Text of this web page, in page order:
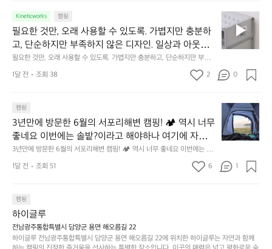
중
인
차
안
서
도
구
나
잠
에
기
까
이
는 균형감에서 출발했습니다.  그중에서도 슬림함에 철
저히 집착했습니다. 튼튼한 내구도와 넉넉한 수납력을
해치치 않는 선에서, 가장 가볍고 얇게 설계했습니다.
이 디자인과 사용감은, 꼭 직접 손으로 만져보며 경험
해 보시기를 바랍니다.
철저히 집착했습니다. 튼튼한 내구도와 넉넉한 수납력을 해치치 않는 선에
서, 가장 가볍고 얇게 설계했습니다.  이 디자인과 사용감은, 꼭 직접 손으로
만져보며 경험해 보시기를 바랍니다.
0
년
이
넘
군
지
의
초
기
품
갑’입
Kineticworks 캠핑
필요한 것만, 오래 사용할 수 있도록. 가볍지만 충분하
고, 단순하지만 부족하지 않은 디자인. 일상과 아웃도
어의 경계를 자연스럽게 이어주는 RIDGE MOUNTAIN
GEAR. 키네틱웍스에서 만나보세요.
필요한 것만, 오래 사용할 수 있도록. 가볍지만 충분하고, 단순하지만 부족하
지 않은 디자인. 일상과 아웃도어의 경계를 자연스럽게 이어주는 RIDGE M
OUNTAIN GEAR. 키네틱웍스에서 만나보세요.
필
요
한
것
오
용
할
수
있
록.
분
1달 전 조회 38 2 0
캠핑
3년만에 방문한 6월의 서포리해변 캠핑! 🏕 역시 너무
좋네요 이번에는 솔밭?이라고 해야하나 여기에 자리를
잡았는데 정말 시원하고 경치도 좋네요  서해치고 물도
맑은편, 아이들도 놀기 좋고 1박 2일은 넘 짧게 느껴지
네요  .1박 1동 1만원 (수금은 7시쯤, 동네에서 관리) .수
바로 화장실있음 .5분거리 cu .2분거리 음식점  항구에
서부터 해변까지 버스도 다니네요 ㅎㅎㅎ 아이들 엄청
좋아하네요 점심쯤도착해서 철수할때까지 물놀이 3
타임이나 했네요 ⛱️
3년만에 방문한 6월의 서포리해변 캠핑! 🏕 역시 너무 좋네요 이번에는 솔
밭?이라고 해야하나 여기에 자리를 잡았는데 정말 시원하고 경치도 좋네요
서해치고 물도 맑은편, 아이들도 놀기 좋고 1박 2일은 넘 짧게 느껴지네요  .
항구에서부터 해변까지 버스도 다니네요 ㅎㅎㅎ 아이들 엄청 좋아하네요 점
심쯤도착해서 철수할때까지 물놀이 3타임이나 했네요 ⛱️
년
만
에
문
포
1달 전 조회 51 6 1
캠핑
하이글루
전남광주통합특별시 담양군 용면 해오름길 22
하이글루 전남광주통합특별시 담양군 용면 해오름길 22에 위치한 하이글루는 자연과 함께